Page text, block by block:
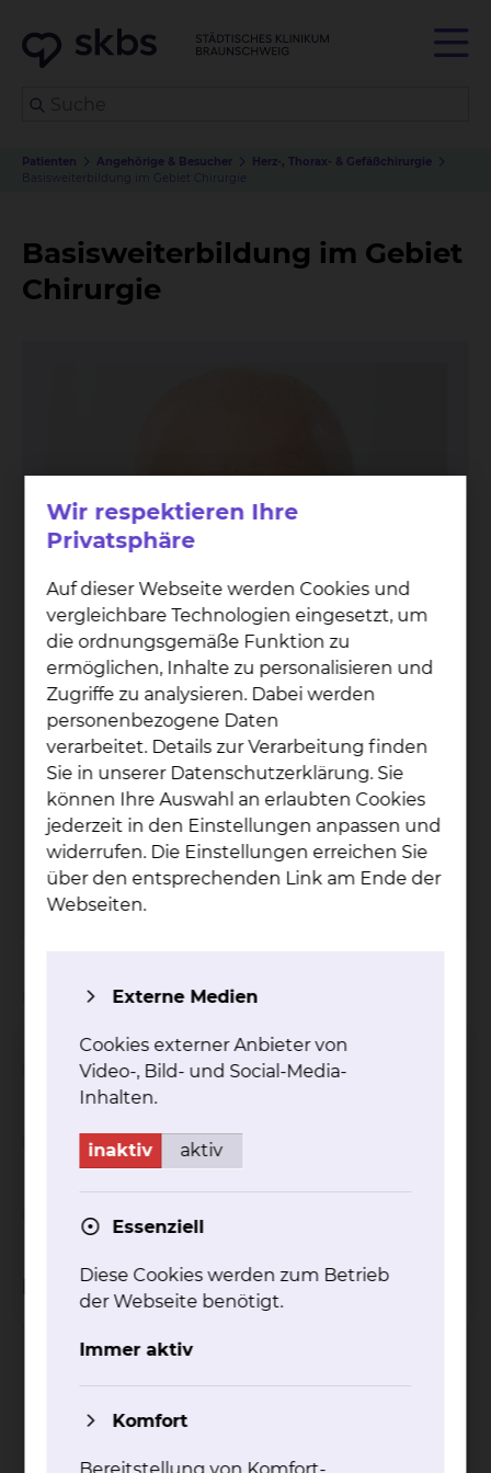
Patienten Angehörige & Besucher
Herz-, Thorax- & Gefäßchirurgie
Basisweiterbildung im Gebiet Chirurgie
Basisweiterbildung im Gebiet
Chirurgie
PD Dr. Wolf­gang Har­rin­ger
Fichtengrund 1, 38126 Braunschweig
Tel.:+49 531 595 2213
Weiterbildungsziel
Weiterbildungszeit
Weiterbildungsinhalt
Ablauf im Klinikum Braunschweig
Kliniken
Allgemein- & Viszeralchirurgie
Tel.:
+49 531 595 2280
Wir respektieren Ihre
Privatsphäre
Auf dieser Webseite werden Cookies und
vergleichbare Technologien eingesetzt, um
die ordnungsgemäße Funktion zu
ermöglichen, Inhalte zu personalisieren und
Zugriffe zu analysieren. Dabei werden
personenbezogene Daten
verarbeitet. Details zur Verarbeitung finden
Sie in unserer Datenschutzerklärung. Sie
können Ihre Auswahl an erlaubten Cookies
jederzeit in den Einstellungen anpassen und
widerrufen. Die Einstellungen erreichen Sie
über den entsprechenden Link am Ende der
Webseiten.
Externe Medien
Cookies externer Anbieter von
Video-, Bild- und Social-Media-
Inhalten.
inaktiv aktiv
Essenziell
Diese Cookies werden zum Betrieb
der Webseite benötigt.
Immer aktiv
Komfort